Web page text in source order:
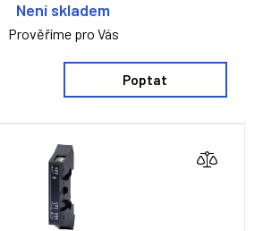
Není skladem
Prověříme pro Vás
Poptat